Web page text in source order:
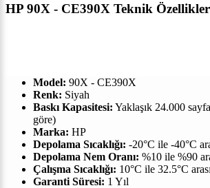
HP 90X - CE390X Teknik Özellikler
Model: 90X - CE390X
Renk: Siyah
Baskı Kapasitesi: Yaklaşık 24.000
göre)
Marka: HP
Depolama Sıcaklığı: -20°C ile -40°C
Depolama Nem Oranı: %10 ile %90
Çalışma Sıcaklığı: 10°C ile 32.5°C arası
Garanti Süresi: 1 Yıl